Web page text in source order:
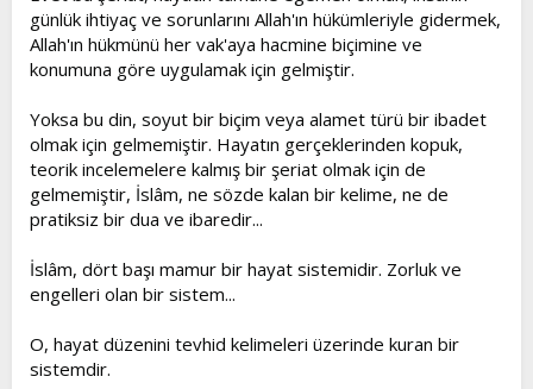
günlük ihtiyaç ve sorunlarını Allah'ın hükümleriyle gidermek,
Allah'ın hükmünü her vak'aya hacmine biçimine ve
konumuna göre uygulamak için gelmiştir.
Yoksa bu din, soyut bir biçim veya alamet türü bir ibadet
olmak için gelmemiştir. Hayatın gerçeklerinden kopuk,
teorik incelemelere kalmış bir şeriat olmak için de
gelmemiştir, İslâm, ne sözde kalan bir kelime, ne de
pratiksiz bir dua ve ibaredir...
İslâm, dört başı mamur bir hayat sistemidir. Zorluk ve
engelleri olan bir sistem...
O, hayat düzenini tevhid kelimeleri üzerinde kuran bir
sistemdir.